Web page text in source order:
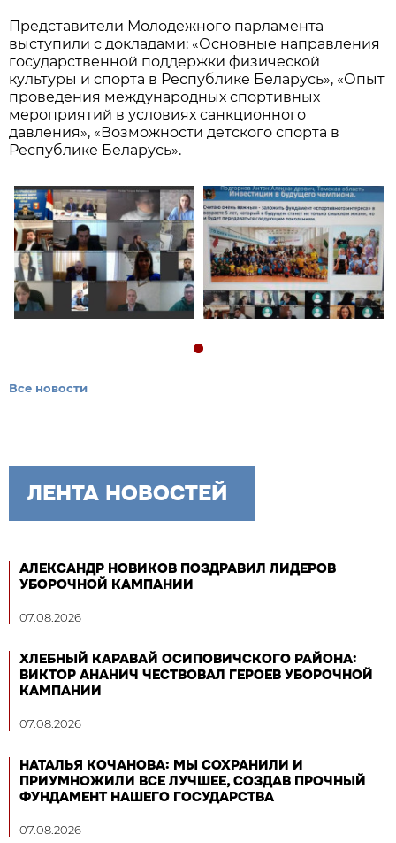
Представители Молодежного парламента
выступили с докладами: «Основные направления
государственной поддержки физической
культуры и спорта в Республике Беларусь», «Опыт
проведения международных спортивных
мероприятий в условиях санкционного
давления», «Возможности детского спорта в
Республике Беларусь».
Все новости
ЛЕНТА НОВОСТЕЙ
АЛЕКСАНДР НОВИКОВ ПОЗДРАВИЛ ЛИДЕРОВ
УБОРОЧНОЙ КАМПАНИИ
07.08.2026
ХЛЕБНЫЙ КАРАВАЙ ОСИПОВИЧСКОГО РАЙОНА:
ВИКТОР АНАНИЧ ЧЕСТВОВАЛ ГЕРОЕВ УБОРОЧНОЙ
КАМПАНИИ
07.08.2026
НАТАЛЬЯ КОЧАНОВА: МЫ СОХРАНИЛИ И
ПРИУМНОЖИЛИ ВСЕ ЛУЧШЕЕ, СОЗДАВ ПРОЧНЫЙ
ФУНДАМЕНТ НАШЕГО ГОСУДАРСТВА
07.08.2026